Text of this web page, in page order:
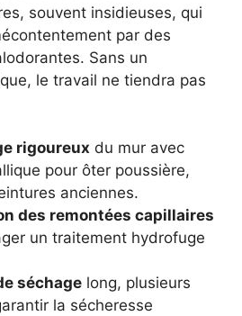
souvent insidieuses, qui
par des
Sans un
le travail ne tiendra pas
rigoureux du mur avec
pour ôter poussière,
anciennes.
des remontées capillaires
un traitement hydrofuge
séchage long, plusieurs
la sécheresse